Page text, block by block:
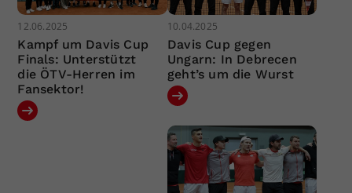
12.06.2025
Kampf um Davis Cup
Finals: Unterstützt
die ÖTV-Herren im
Fansektor!
10.04.2025
Davis Cup gegen
Ungarn: In Debrecen
geht’s um die Wurst